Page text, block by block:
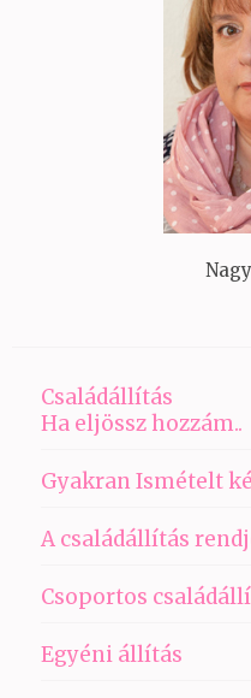
Családállítás
Ha eljössz hozzám..
Gyakran Ismételt
A családállítás
Csoportos
Egyéni állítás